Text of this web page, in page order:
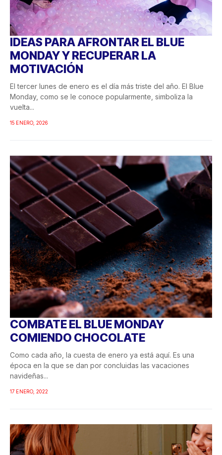
IDEAS PARA AFRONTAR EL BLUE
MONDAY Y RECUPERAR LA
MOTIVACIÓN
El tercer lunes de enero es el día más triste del año. El Blue
Monday, como se le conoce popularmente, simboliza la
vuelta...
15 ENERO, 2026
COMBATE EL BLUE MONDAY
COMIENDO CHOCOLATE
Como cada año, la cuesta de enero ya está aquí. Es una
época en la que se dan por concluidas las vacaciones
navideñas...
17 ENERO, 2022